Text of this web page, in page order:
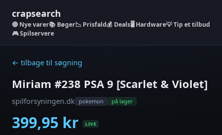
crapsearch
Nye varer📚 Bøger📉 Prisfald💰 Deals🖥️ Hardware💡 Tip et tilbud
🎮 Spilservere
← tilbage til søgning
Miriam #238 PSA 9 [Scarlet & Violet]
spilforsyningen.dk pokemon på lager
399,95 kr LIVE